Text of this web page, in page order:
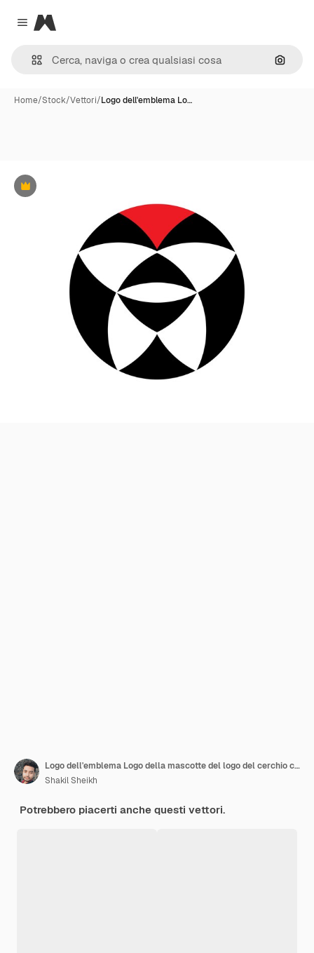
Close menu
Magnific
Cerca
Home/Stock/Vettori/Logo dell'emblema Lo…
Premium
Logo dell'emblema Logo della mascotte del logo del cerchio con colore nero e rosso
Shakil Sheikh
Potrebbero piacerti anche questi vettori.